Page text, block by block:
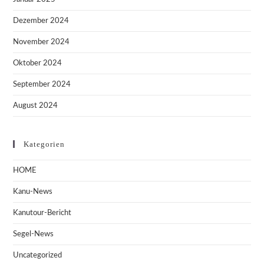
Dezember 2024
November 2024
Oktober 2024
September 2024
August 2024
Kategorien
HOME
Kanu-News
Kanutour-Bericht
Segel-News
Uncategorized